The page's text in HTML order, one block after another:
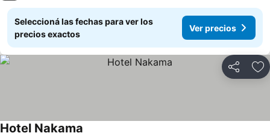
Seleccioná las fechas para ver los
precios exactos
Ver precios
Compartir
Hotel Nakama